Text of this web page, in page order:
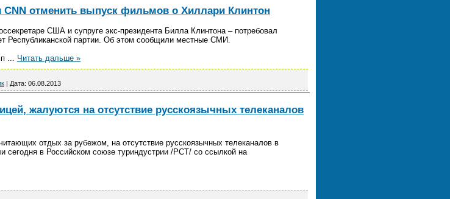
CNN отменить выпуск фильмов о Хиллари Клинтон
США и супруге экс-президента Билла Клинтона – потребовал
Республиканской партии. Об этом сообщили местные СМИ.
... Читать дальше »
| Дата: 06.08.2013
жалуются на отсутствие русскоязычных телеканалов
отдых за рубежом, на отсутствие русскоязычных телеканалов в
сегодня в Российском союзе туриндустрии /РСТ/ со ссылкой на